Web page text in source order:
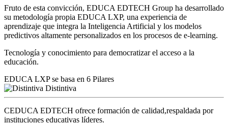
Fruto de esta convicción, EDUCA EDTECH Group ha desarrollado
su metodología propia EDUCA LXP, una experiencia de
aprendizaje que integra la Inteligencia Artificial y los modelos
predictivos altamente personalizados en los procesos de e-learning.
Tecnología y conocimiento para democratizar el acceso a la
educación.
EDUCA LXP se basa en 6 Pilares
Distintiva
CEDUCA EDTECH ofrece formación de calidad,respaldada por
instituciones educativas líderes.